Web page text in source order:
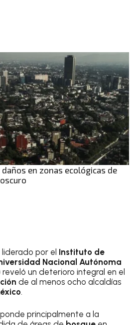
en zonas ecológicas de
liderado por el Instituto de
Nacional Autónoma
reveló un deterioro integral en el
de al menos ocho alcaldías
.
principalmente a la